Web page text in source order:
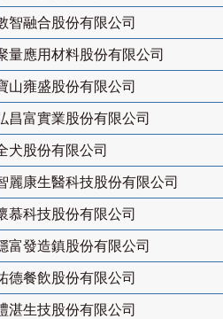
智融合股份有限公司
量應用材料股份有限公司
山雍盛股份有限公司
昌富實業股份有限公司
犬股份有限公司
麗康生醫科技股份有限公司
慕科技股份有限公司
富發造鎮股份有限公司
德餐飲股份有限公司
湛生技股份有限公司